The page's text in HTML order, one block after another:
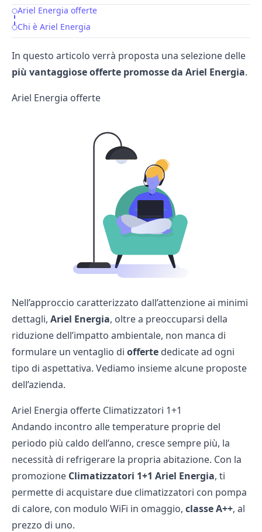
Table of Contents
Ariel Energia offerte
Chi è Ariel Energia
In questo articolo verrà proposta una selezione delle
più vantaggiose offerte promosse da Ariel Energia.
Ariel Energia offerte
Nell’approccio caratterizzato dall’attenzione ai minimi
dettagli, Ariel Energia, oltre a preoccuparsi della
riduzione dell’impatto ambientale, non manca di
formulare un ventaglio di offerte dedicate ad ogni
tipo di aspettativa. Vediamo insieme alcune proposte
dell’azienda.
Ariel Energia offerte Climatizzatori 1+1
Andando incontro alle temperature proprie del
periodo più caldo dell’anno, cresce sempre più, la
necessità di refrigerare la propria abitazione. Con la
promozione Climatizzatori 1+1 Ariel Energia, ti
permette di acquistare due climatizzatori con pompa
di calore, con modulo WiFi in omaggio, classe A++, al
prezzo di uno.